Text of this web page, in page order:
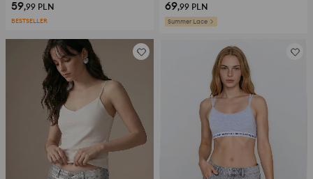
59,99 PLN
BESTSELLER
69,99 PLN
Summer Lace